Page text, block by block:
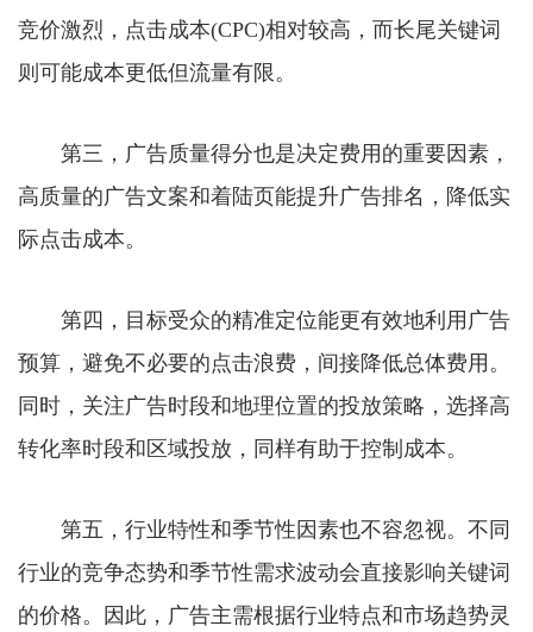
竞价激烈，点击成本(CPC)相对较高，而长尾关键词
则可能成本更低但流量有限。
第三，广告质量得分也是决定费用的重要因素，
高质量的广告文案和着陆页能提升广告排名，降低实
际点击成本。
第四，目标受众的精准定位能更有效地利用广告
预算，避免不必要的点击浪费，间接降低总体费用。
同时，关注广告时段和地理位置的投放策略，选择高
转化率时段和区域投放，同样有助于控制成本。
第五，行业特性和季节性因素也不容忽视。不同
行业的竞争态势和季节性需求波动会直接影响关键词
的价格。因此，广告主需根据行业特点和市场趋势灵